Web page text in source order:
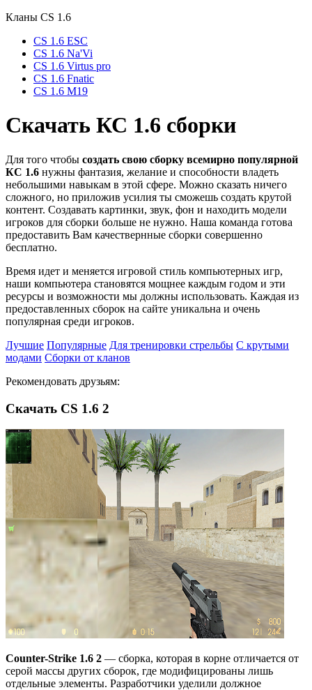
Кланы СS 1.6
CS 1.6 ESC
CS 1.6 Na'Vi
CS 1.6 Virtus pro
CS 1.6 Fnatic
CS 1.6 M19
Cкачать КС 1.6 сборки
Для того чтобы создать свою сборку всемирно популярной
КС 1.6 нужны фантазия, желание и способности владеть
небольшими навыкам в этой сфере. Можно сказать ничего
сложного, но приложив усилия ты сможешь создать крутой
контент. Cоздавать картинки, звук, фон и находить модели
игроков для сборки больше не нужно. Наша команда готова
предоставить Вам качествернные сборки совершенно
бесплатно.
Время идет и меняется игровой стиль компьютерных игр,
наши компьютера становятся мощнее каждым годом и эти
ресурсы и возможности мы должны использовать. Каждая из
предоставленных сборок на сайте уникальна и очень
популярная среди игроков.
Лучшие Популярные Для тренировки стрельбы С крутыми
модами Сборки от кланов
Рекомендовать друзьям:
Скачать CS 1.6 2
Counter-Strike 1.6 2 — сборка, которая в корне отличается от
серой массы других сборок, где модифицированы лишь
отдельные элементы. Разработчики уделили должное